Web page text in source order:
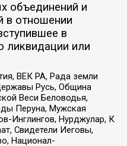
объединений и
в отношении
в
ликвидации или
ВЕК РА, Рада земли
Русь, Община
Веси Беловодья,
Перуна, Мужская
Инглингов, Нурджулар, К
Свидетели Иеговы,
Национал-